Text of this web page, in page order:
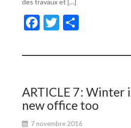
des travaux et […]
F
e
o
o
k
T
itt ta
er
ARTICLE 7: Winter
new office too
7 novembre 2016